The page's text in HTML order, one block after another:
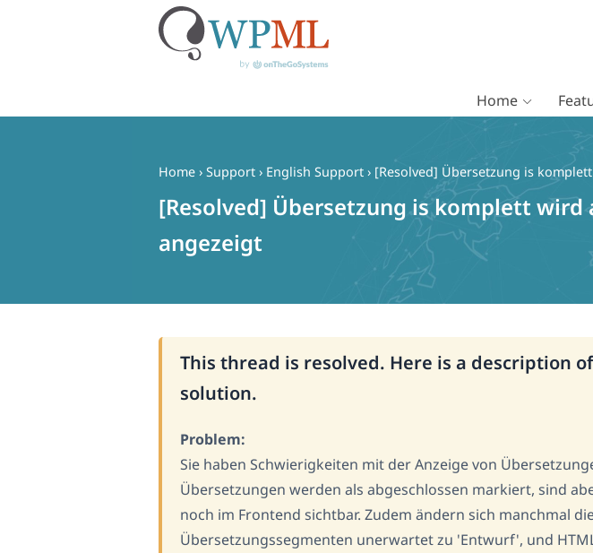
Home
Home › Support › English Support › [Resolved] Übersetzung is
[Resolved] Übersetzung is komplett wird
angezeigt
This thread is resolved. Here is a description
solution.
Problem:
Sie haben Schwierigkeiten mit der Anzeige von
Übersetzungen werden als abgeschlossen markiert, sind
noch im Frontend sichtbar. Zudem ändern sich manchmal
Übersetzungssegmenten unerwartet zu 'Entwurf', und